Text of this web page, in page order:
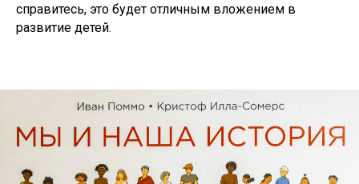
справитесь, это будет отличным вложением в
развитие детей.